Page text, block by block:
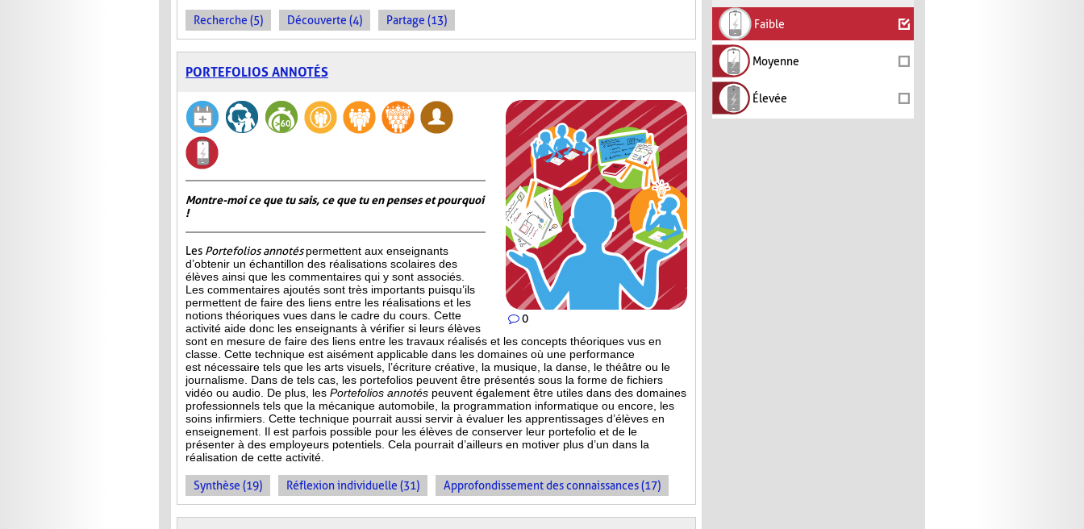
Faible
Moyenne
Élevée
Recherche (5) Découverte (4) Partage (13)
PORTEFOLIOS ANNOTÉS
0
Montre-moi ce que tu sais, ce que tu en penses et pourquoi
!
Les Portefolios annotés permettent aux enseignants
d’obtenir un échantillon des réalisations scolaires des
élèves ainsi que les commentaires qui y sont associés.
Les commentaires ajoutés sont très importants puisqu’ils
permettent de faire des liens entre les réalisations et les
notions théoriques vues dans le cadre du cours. Cette
activité aide donc les enseignants à vérifier si leurs élèves
sont en mesure de faire des liens entre les travaux réalisés et les concepts théoriques vus en
classe. Cette technique est aisément applicable dans les domaines où une performance
est nécessaire tels que les arts visuels, l’écriture créative, la musique, la danse, le théâtre ou le
journalisme. Dans de tels cas, les portefolios peuvent être présentés sous la forme de fichiers
vidéo ou audio. De plus, les Portefolios annotés peuvent également être utiles dans des domaines
professionnels tels que la mécanique automobile, la programmation informatique ou encore, les
soins infirmiers. Cette technique pourrait aussi servir à évaluer les apprentissages d’élèves en
enseignement. Il est parfois possible pour les élèves de conserver leur portefolio et de le
présenter à des employeurs potentiels. Cela pourrait d’ailleurs en motiver plus d’un dans la
réalisation de cette activité.
Synthèse (19) Réflexion individuelle (31) Approfondissement des connaissances (17)